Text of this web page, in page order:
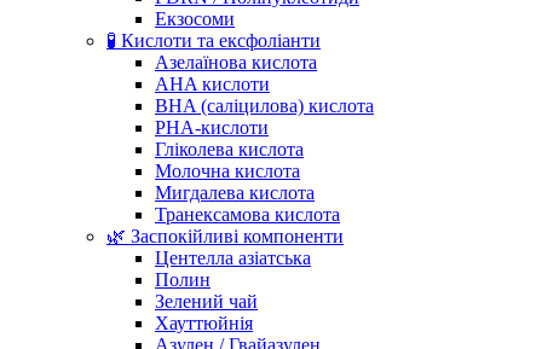
Екзосоми
🧪 Кислоти та ексфоліанти
Азелаїнова кислота
AHA кислоти
BHA (саліцилова) кислота
PHA-кислоти
Гліколева кислота
Молочна кислота
Мигдалева кислота
Транексамова кислота
🌿 Заспокійливі компоненти
Центелла азіатська
Полин
Зелений чай
Хауттюйнія
Азулен / Гвайазулен